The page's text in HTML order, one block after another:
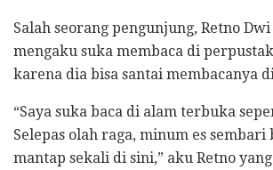
Salah seorang pengunjung, Retno
mengaku suka membaca di
karena dia bisa santai membacanya
“Saya suka baca di alam terbuka
Selepas olah raga, minum es sembari
mantap sekali di sini,” aku Retno